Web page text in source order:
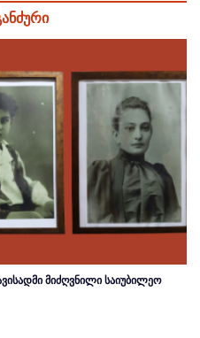
მიძღვნილი საიუბილეო